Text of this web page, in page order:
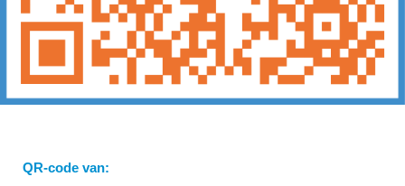
QR-code van: